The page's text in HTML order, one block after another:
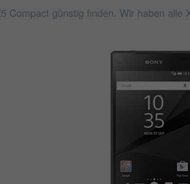
Compact günstig finden. Wir haben